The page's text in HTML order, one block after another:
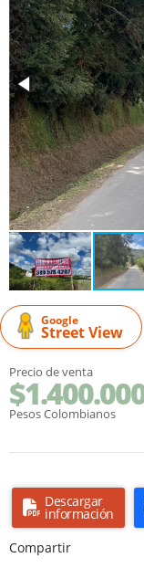
Google
Street View
Precio de venta
Pesos Colombianos
Descargar
información
Compartir